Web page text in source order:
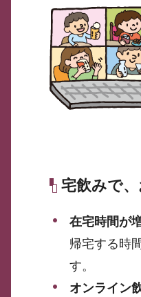
宅飲みで
在宅時間が
帰宅する時
す。
オンライン